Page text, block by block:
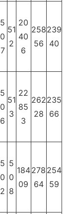
5
0
7
51
2
20
40
6
258
56
239
40
5
0
6
51
3
22
85
3
262
28
235
66
5
0
2
5
0
8
184
09
278
64
254
59